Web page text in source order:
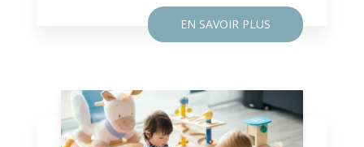
EN SAVOIR PLUS